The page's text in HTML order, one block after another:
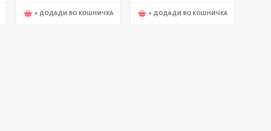
+ ДОДАДИ ВО КОШНИЧКА + ДОДАДИ ВО КОШНИЧКА